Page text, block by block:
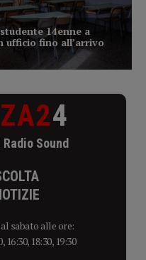
4
Sound
sabato alle ore:
16:30, 18:30, 19:30